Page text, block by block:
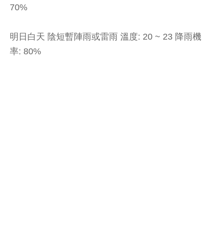
70%
明日白天 陰短暫陣雨或雷雨 溫度: 20 ~ 23 降雨機
率: 80%